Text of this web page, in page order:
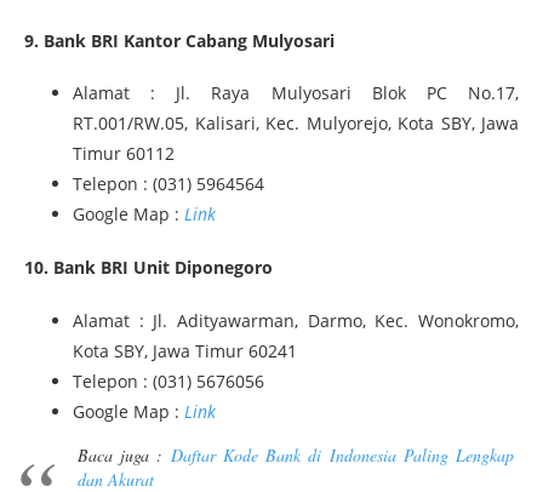
9. Bank BRI Kantor Cabang Mulyosari
Alamat : Jl. Raya Mulyosari Blok PC No.17,
RT.001/RW.05, Kalisari, Kec. Mulyorejo, Kota SBY, Jawa
Timur 60112
Telepon : (031) 5964564
Google Map : Link
10. Bank BRI Unit Diponegoro
Alamat : Jl. Adityawarman, Darmo, Kec. Wonokromo,
Kota SBY, Jawa Timur 60241
Telepon : (031) 5676056
Google Map : Link
Baca juga : Daftar Kode Bank di Indonesia Paling Lengkap
dan Akurat